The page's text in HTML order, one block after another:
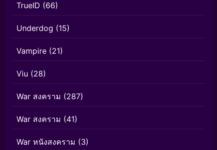
TrueID (66)
Underdog (15)
Vampire (21)
Viu (28)
War สงคราม (287)
War สงคราม (41)
War หนังสงคราม (3)